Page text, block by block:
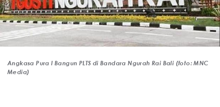
Angkasa Pura I Bangun PLTS di Bandara Ngurah Rai Bali (foto: MNC
Media)